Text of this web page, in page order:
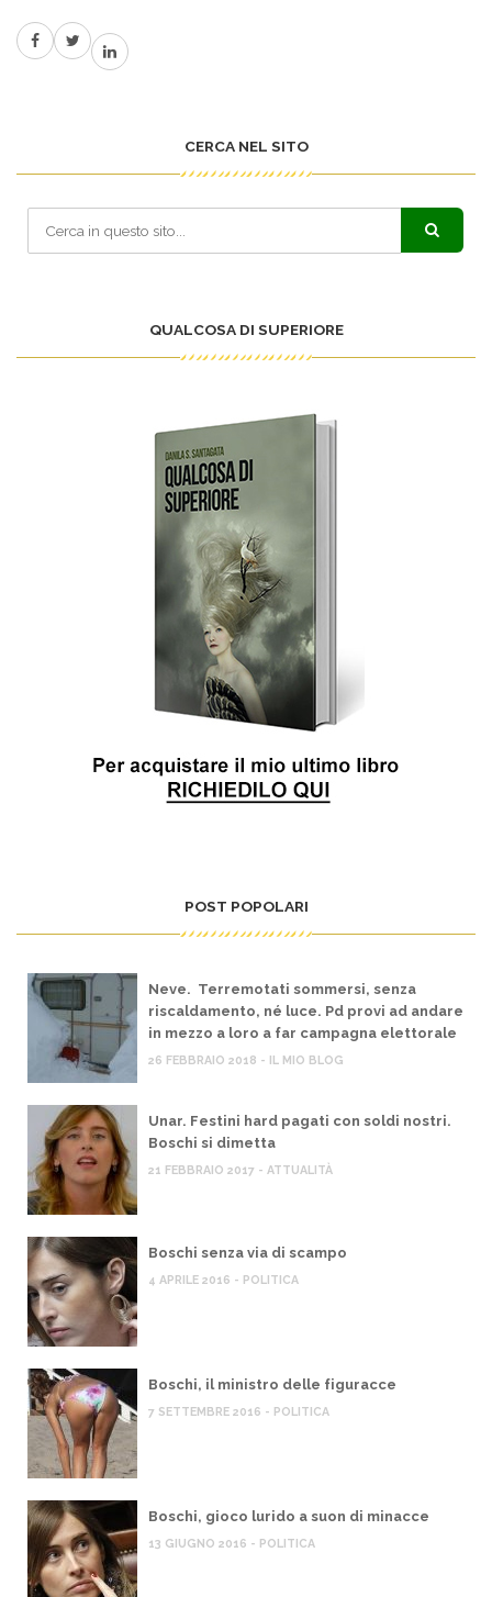
CERCA NEL SITO
QUALCOSA DI SUPERIORE
POST POPOLARI
Neve. Terremotati sommersi, senza
riscaldamento, né luce. Pd provi ad andare
in mezzo a loro a far campagna elettorale
26 FEBBRAIO 2018 - IL MIO BLOG
Unar. Festini hard pagati con soldi nostri.
Boschi si dimetta
21 FEBBRAIO 2017 - ATTUALITÀ
Boschi senza via di scampo
4 APRILE 2016 - POLITICA
Boschi, il ministro delle figuracce
7 SETTEMBRE 2016 - POLITICA
Boschi, gioco lurido a suon di minacce
13 GIUGNO 2016 - POLITICA